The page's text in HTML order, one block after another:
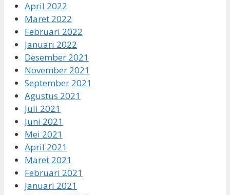
April 2022
Maret 2022
Februari 2022
Januari 2022
Desember 2021
November 2021
September 2021
Agustus 2021
Juli 2021
Juni 2021
Mei 2021
April 2021
Maret 2021
Februari 2021
Januari 2021